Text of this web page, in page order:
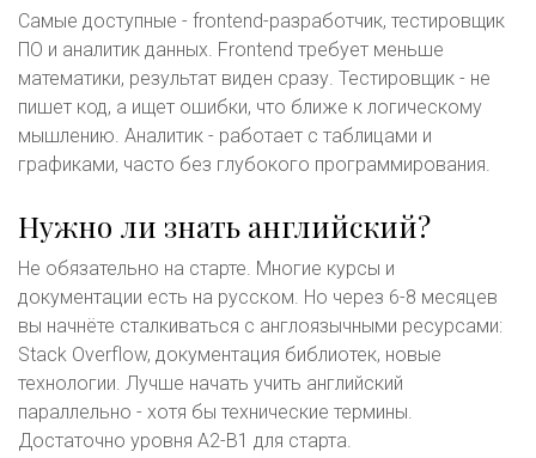
Самые доступные - frontend-разработчик, тестировщик
ПО и аналитик данных. Frontend требует меньше
математики, результат виден сразу. Тестировщик - не
пишет код, а ищет ошибки, что ближе к логическому
мышлению. Аналитик - работает с таблицами и
графиками, часто без глубокого программирования.
Нужно ли знать английский?
Не обязательно на старте. Многие курсы и
документации есть на русском. Но через 6-8 месяцев
вы начнёте сталкиваться с англоязычными ресурсами:
Stack Overflow, документация библиотек, новые
технологии. Лучше начать учить английский
параллельно - хотя бы технические термины.
Достаточно уровня A2-B1 для старта.